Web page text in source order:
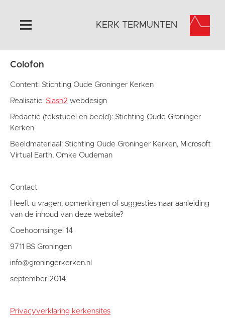
Home
Algemeen
Historie
Omgeving
Activiteiten
Foto's
KERK TERMUNTEN
Colofon
Content: Stichting Oude Groninger Kerken
Realisatie: Slash2 webdesign
Redactie (tekstueel en beeld): Stichting Oude Groninger
Kerken
Beeldmateriaal: Stichting Oude Groninger Kerken, Microsoft
Virtual Earth, Omke Oudeman
Contact
Heeft u vragen, opmerkingen of suggesties naar aanleiding
van de inhoud van deze website?
Coehoornsingel 14
9711 BS Groningen
info@groningerkerken.nl
september 2014
Privacyverklaring kerkensites